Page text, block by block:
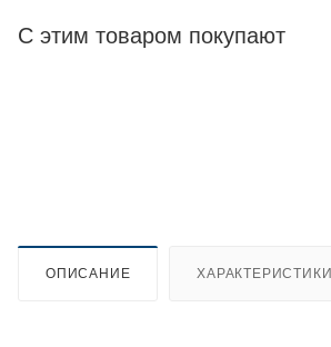
С этим товаром покупают
ОПИСАНИЕ ХАРАКТЕРИСТИКИ